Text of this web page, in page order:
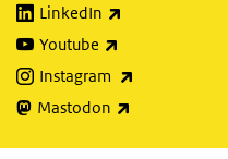
LinkedIn
Youtube
Instagram
Mastodon